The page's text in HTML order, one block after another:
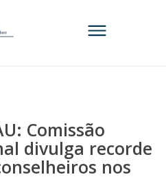
Comissão
divulga recorde
nos